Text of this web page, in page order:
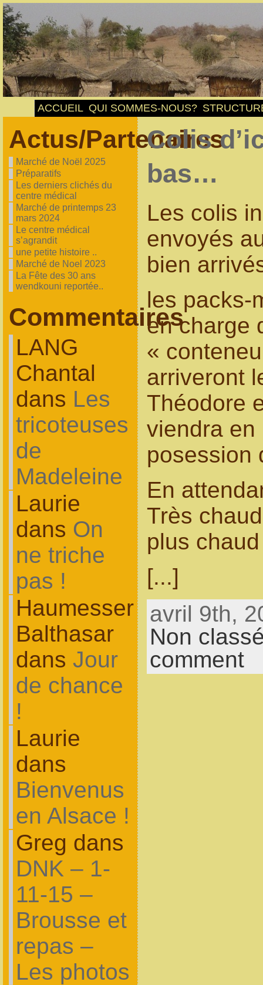
ACCUEIL QUI SOMMES-NOUS?
Actus/Partenaires
Marché de Noël 2025
Préparatifs
Les derniers clichés du
centre médical
Marché de printemps 23
mars 2024
Le centre médical
s’agrandit
une petite histoire ..
Marché de Noel 2023
La Fête des 30 ans
wendkouni reportée..
Commentaires
LANG
Chantal
dans Les
tricoteuses
de
Madeleine
Laurie
dans On
ne triche
pas !
Haumesser
Balthasar
dans Jour
de chance
!
Laurie
dans
Bienvenus
en Alsace !
Greg dans
DNK – 1-
11-15 –
Brousse et
repas –
Les photos
Colis
bas…
Les colis
envoyés
bien
les packs-
en charge
«
arriveront
Théodore
viendra en
posession
En
Très
plus
[...]
avril 9th,
Non
comment